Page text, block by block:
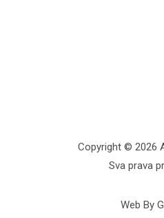
Copyright © 2026
Sva prava
Web By